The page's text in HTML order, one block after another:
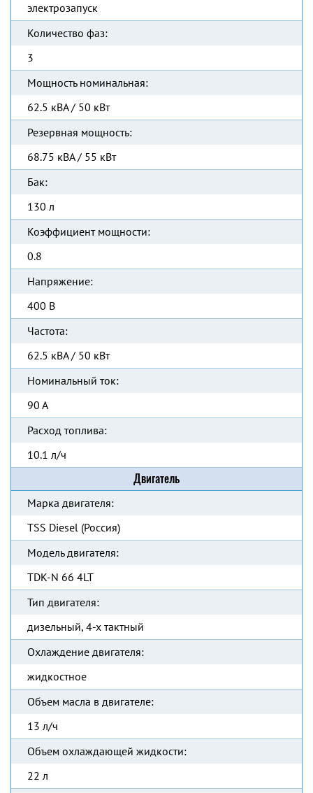
электрозапуск
Количество фаз:
3
Мощность номинальная:
62.5 кВА / 50 кВт
Резервная мощность:
68.75 кВА / 55 кВт
Бак:
130 л
Коэффициент мощности:
0.8
Напряжение:
400 В
Частота:
62.5 кВА / 50 кВт
Номинальный ток:
90 А
Расход топлива:
10.1 л/ч
Двигатель
Марка двигателя:
TSS Diesel (Россия)
Модель двигателя:
TDK-N 66 4LT
Тип двигателя:
дизельный, 4-х тактный
Охлаждение двигателя:
жидкостное
Объем масла в двигателе:
13 л/ч
Объем охлаждающей жидкости:
22 л